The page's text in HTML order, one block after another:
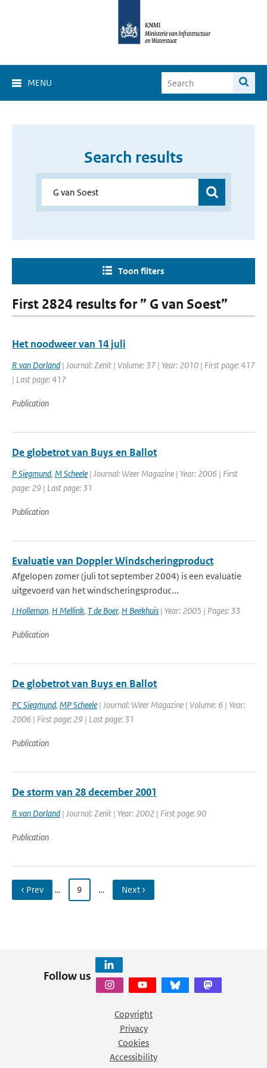
MENU
Search results
Toon filters
First 2824 results for ” G van Soest”
Het noodweer van 14 juli
R van Dorland | Journal: Zenit | Volume: 37 | Year: 2010 | First page: 417
| Last page: 417
Publication
De globetrot van Buys en Ballot
P Siegmund, M Scheele | Journal: Weer Magazine | Year: 2006 | First
page: 29 | Last page: 31
Publication
Evaluatie van Doppler Windscheringproduct
Afgelopen zomer (juli tot september 2004) is een evaluatie
uitgevoerd van het windscheringsproduc...
I Holleman, H Mellink, T de Boer, H Beekhuis | Year: 2005 | Pages: 33
Publication
De globetrot van Buys en Ballot
PC Siegmund, MP Scheele | Journal: Weer Magazine | Volume: 6 | Year:
2006 | First page: 29 | Last page: 31
Publication
De storm van 28 december 2001
R van Dorland | Journal: Zenit | Year: 2002 | First page: 90
Publication
‹ Prev … 9 … Next ›
Follow us
Copyright
Privacy
Cookies
Accessibility